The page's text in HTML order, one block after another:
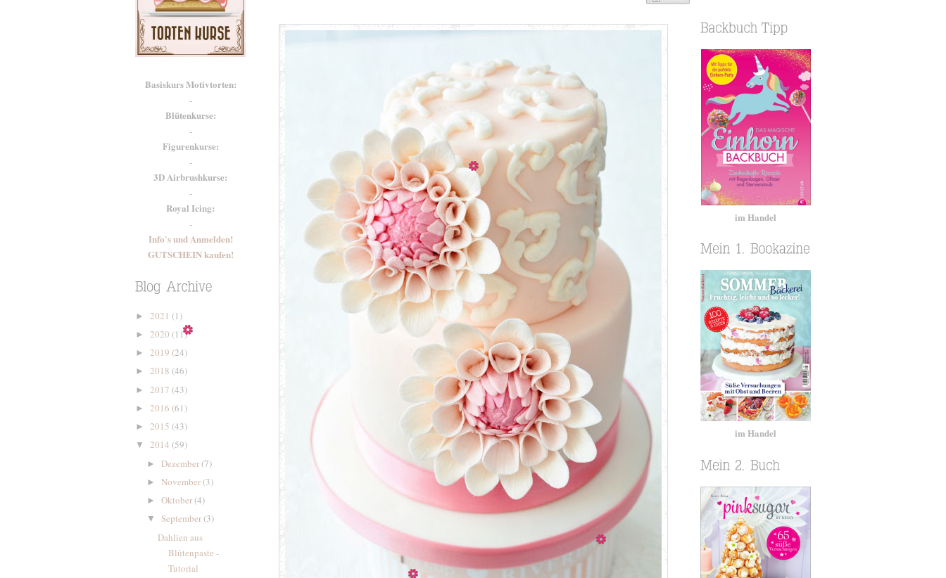
Basiskurs Motivtorten:
-
Blütenkurse:
-
Figurenkurse:
-
3D Airbrushkurse:
-
Royal Icing:
-
Info`s und Anmelden!
GUTSCHEIN kaufen!
► 2021 (1)
► 2020 (11)
► 2019 (24)
► 2018 (46)
► 2017 (43)
► 2016 (61)
► 2015 (43)
▼ 2014 (59)
► Dezember(7)
► November(3)
► Oktober(4)
▼ September(3)
Dahlien aus
Blütenpaste -
Tutorial
im Handel
im Handel